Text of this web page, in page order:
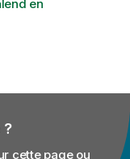
en
cette page ou